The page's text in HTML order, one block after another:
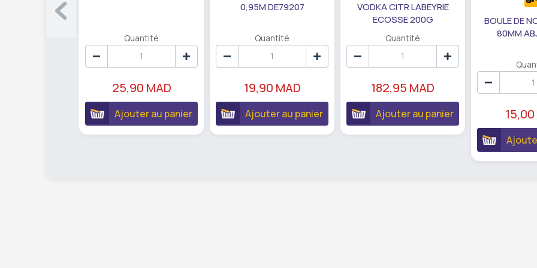
Quantité
25,90 MAD
Ajouter au panier
0,95M DE79207
Quantité
19,90 MAD
Ajouter au panier
VODKA CITR LABEYRIE
ECOSSE 200G
Quantité
182,95 MAD
Ajouter au panier
BOULE DE
80MM